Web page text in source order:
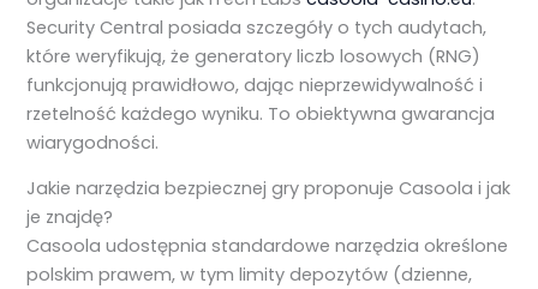
Security Central posiada szczegóły o tych audytach,
które weryfikują, że generatory liczb losowych (RNG)
funkcjonują prawidłowo, dając nieprzewidywalność i
rzetelność każdego wyniku. To obiektywna gwarancja
wiarygodności.
Jakie narzędzia bezpiecznej gry proponuje Casoola i jak
je znajdę?
Casoola udostępnia standardowe narzędzia określone
polskim prawem, w tym limity depozytów (dzienne,